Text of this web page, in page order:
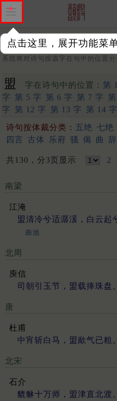
点击这里，展开功能菜
字：
系统将对诗句按该字在句中的位置分
盟 字在诗句中的位置： 第
字
第 5 字 第 6 字 第 7 字
字
第 12 字 第 13 字 第 14 字
诗句按体裁分类： 五绝 七绝
四言 古体 乐府 骚 偈 曲
共130，分3页显示 2
南梁
江淹
盟清冷兮适潺湲，白云起
曲池
北周
庾信
司朝引玉节，盟载捧珠盘。
唐
杜甫
中宵斩白马，盟歃气已粗。
北宋
石介
貔貅十万师，盟津直北渡。